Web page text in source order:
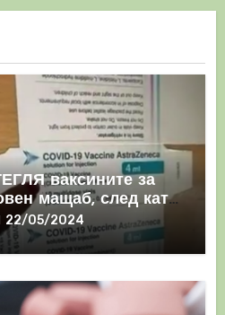
ваксините за
мащаб, след като
КРЪВНИ
22/05/2024